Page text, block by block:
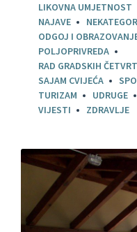
LIKOVNA UMJETNOST
NAJAVE
ODGOJ I
POLJOPRIVREDA
RAD GRADSKIH
SAJAM CVIJEĆA
TURIZAM
UDRUGE
VIJESTI
ZDRAVLJE
Pročitajte
više